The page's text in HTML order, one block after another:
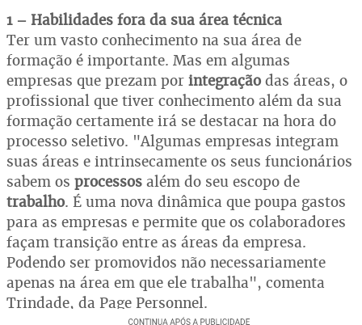
1 – Habilidades fora da sua área técnica
Ter um vasto conhecimento na sua área de
formação é importante. Mas em algumas
empresas que prezam por integração das áreas, o
profissional que tiver conhecimento além da sua
formação certamente irá se destacar na hora do
processo seletivo. "Algumas empresas integram
suas áreas e intrinsecamente os seus funcionários
sabem os processos além do seu escopo de
trabalho. É uma nova dinâmica que poupa gastos
para as empresas e permite que os colaboradores
façam transição entre as áreas da empresa.
Podendo ser promovidos não necessariamente
apenas na área em que ele trabalha", comenta
Trindade, da Page Personnel.